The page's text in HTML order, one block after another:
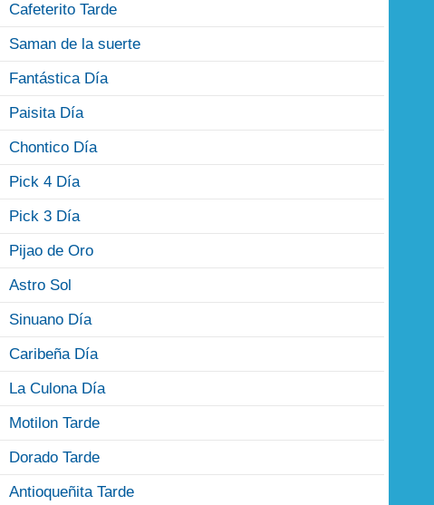
Cafeterito Tarde
Saman de la suerte
Fantástica Día
Paisita Día
Chontico Día
Pick 4 Día
Pick 3 Día
Pijao de Oro
Astro Sol
Sinuano Día
Caribeña Día
La Culona Día
Motilon Tarde
Dorado Tarde
Antioqueñita Tarde